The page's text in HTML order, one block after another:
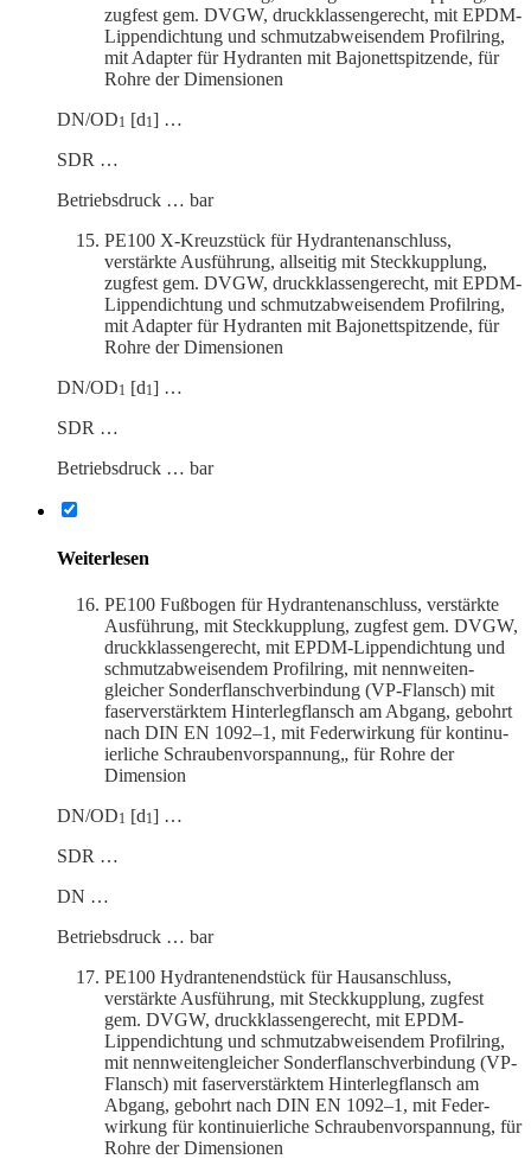
zugfest gem. DVGW, druck­klas­sen­ge­recht, mit EPDM-
Lippen­dichtung und schmutz­ab­wei­sendem Profilring,
mit Adapter für Hydranten mit Bajonett­spit­zende, für
Rohre der Dimensionen
DN/OD1 [d1] …
SDR …
Betriebs­druck … bar
PE100 X‑Kreuzstück für Hydrantenanschluss,
verstärkte Ausführung, allseitig mit Steck­kupplung,
zugfest gem. DVGW, druck­klas­sen­ge­recht, mit EPDM-
Lippen­dichtung und schmutz­ab­wei­sendem Profilring,
mit Adapter für Hydranten mit Bajonett­spit­zende, für
Rohre der Dimensionen
DN/OD1 [d1] …
SDR …
Betriebs­druck … bar
Weiter­lesen
PE100 Fußbogen für Hydrantenanschluss, verstärkte
Ausführung, mit Steck­kupplung, zugfest gem. DVGW,
druck­klas­sen­ge­recht, mit EPDM-Lippen­dichtung und
schmutz­ab­wei­sendem Profilring, mit nennwei­ten­
gleicher Sonder­flansch­ver­bindung (VP-Flansch) mit
faser­ver­stärktem Hinter­leg­flansch am Abgang, gebohrt
nach DIN EN 1092–1, mit Feder­wirkung für konti­nu­
ier­liche Schrau­ben­vor­spannung„ für Rohre der
Dimension
DN/OD1 [d1] …
SDR …
DN …
Betriebs­druck … bar
PE100 Hydran­ten­end­stück für Hausan­schluss,
verstärkte Ausführung, mit Steck­kupplung, zugfest
gem. DVGW, druck­klas­sen­ge­recht, mit EPDM-
Lippen­dichtung und schmutz­ab­wei­sendem Profilring,
mit nennwei­ten­gleicher Sonder­flansch­ver­bindung (VP-
Flansch) mit faser­ver­stärktem Hinter­leg­flansch am
Abgang, gebohrt nach DIN EN 1092–1, mit Feder­
wirkung für konti­nu­ier­liche Schrau­ben­vor­spannung, für
Rohre der Dimensionen